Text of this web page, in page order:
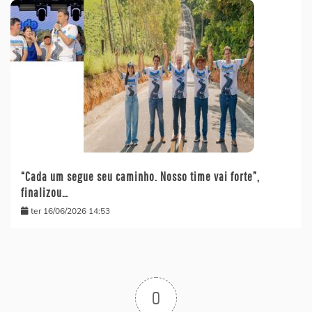
“Cada um segue seu caminho. Nosso time vai forte”,
finalizou…
ter 16/06/2026 14:53
0